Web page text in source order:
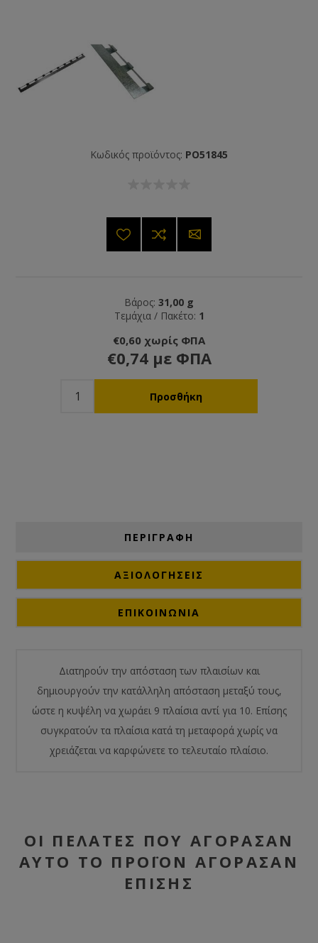
Κωδικός προϊόντος: PO51845
Βάρος: 31,00 g
Τεμάχια / Πακέτο: 1
€0,60 χωρίς ΦΠΑ
€0,74 με ΦΠΑ
ΠΕΡΙΓΡΑΦΗ
ΑΞΙΟΛΟΓΉΣΕΙΣ
ΕΠΙΚΟΙΝΩΝΙΑ
Διατηρούν την απόσταση των πλαισίων και
δημιουργούν την κατάλληλη απόσταση μεταξύ τους,
ώστε η κυψέλη να χωράει 9 πλαίσια αντί για 10. Επίσης
συγκρατούν τα πλαίσια κατά τη μεταφορά χωρίς να
χρειάζεται να καρφώνετε το τελευταίο πλαίσιο.
ΟΙ ΠΕΛΆΤΕΣ ΠΟΥ ΑΓΌΡΑΣΑΝ
ΑΥΤΌ ΤΟ ΠΡΟΪΌΝ ΑΓΌΡΑΣΑΝ
ΕΠΊΣΗΣ